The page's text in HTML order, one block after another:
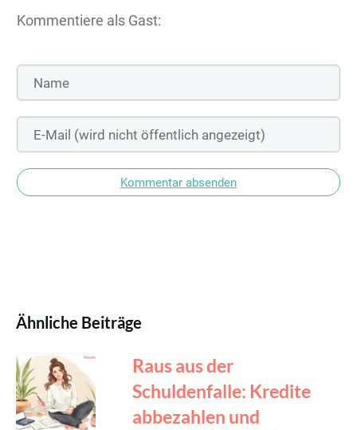
Kommentiere als Gast:
Kommentar absenden
Ähnliche Beiträge
Raus aus der
Schuldenfalle: Kredite
abbezahlen und